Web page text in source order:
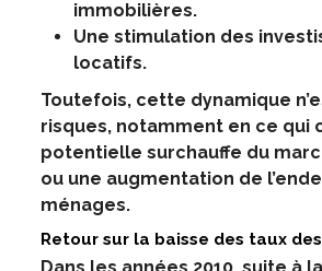
immobilières.
Une stimulation des
locatifs.
Toutefois, cette dynamique
risques, notamment en ce qui
potentielle surchauffe du
ou une augmentation de
ménages.
Retour sur la baisse des taux
Dans les années 2010, suite à